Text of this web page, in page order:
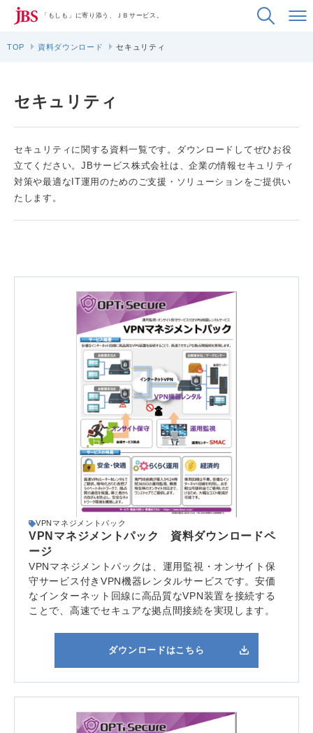
「もしも」に寄り添う、ＪＢサービス。
TOP 資料ダウンロード セキュリティ
セキュリティ
セキュリティに関する資料一覧です。ダウンロードしてぜひお役
立てください。JBサービス株式会社は、企業の情報セキュリティ
対策や最適なIT運用のためのご支援・ソリューションをご提供い
たします。
VPNマネジメントパック
VPNマネジメントパック 資料ダウンロードペ
ージ
VPNマネジメントパックは、運用監視・オンサイト保
守サービス付きVPN機器レンタルサービスです。安価
なインターネット回線に高品質なVPN装置を接続する
ことで、高速でセキュアな拠点間接続を実現します。
ダウンロードはこちら